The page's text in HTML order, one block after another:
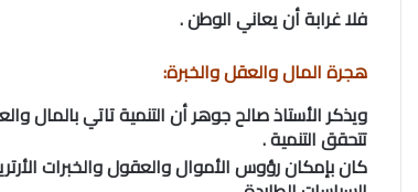
فلا غرابة أن يعاني الوطن .
هجرة المال والعقل والخبرة:
ويذكر الأستاذ صالح جوهر أن التنمية تاتي بالمال
تتحقق التنمية .
كان بإمكان رؤوس الأموال والعقول والخبرات